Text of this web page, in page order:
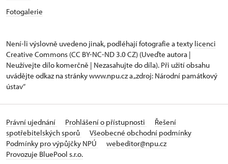
Fotogalerie
Není-li výslovně uvedeno jinak, podléhají fotografie a texty licenci
Creative Commons (CC BY-NC-ND 3.0 CZ) (Uveďte autora |
Neužívejte dílo komerčně | Nezasahujte do díla). Při užití obsahu
uvádějte odkaz na stránky www.npu.cz a „zdroj: Národní památkový
ústav“
Právní ujednání Prohlášení o přístupnosti
Řešení
spotřebitelských sporů
Všeobecné obchodní podmínky
Podmínky pro výpůjčky NPÚ
webeditor@npu.cz
Provozuje BluePool s.r.o.